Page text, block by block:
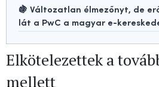
🍇 Változatlan élmezőnyt, de
lát a PwC a magyar e-
Elkötelezettek a
mellett